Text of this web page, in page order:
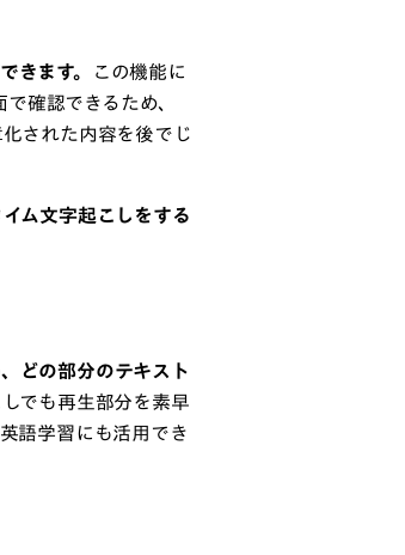
きます。
この機能に
確認できるため、
された内容を後でじ
イム文字起こしをする
どの部分のテキスト
でも再生部分を素早
語学習にも活用でき